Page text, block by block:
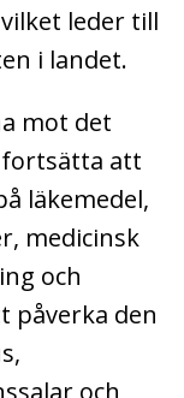
leder till
i landet.
mot det
att
läkemedel,
medicinsk
och
påverka den
och